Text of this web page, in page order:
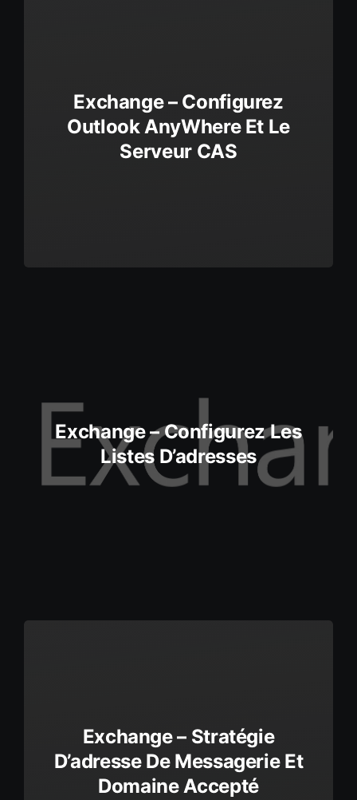
Exchange – Configurez
Outlook AnyWhere Et Le
Serveur CAS
Exchange – Configurez Les
Listes D’adresses
Exchange – Stratégie
D’adresse De Messagerie Et
Domaine Accepté